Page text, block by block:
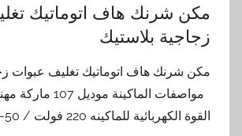
مكن شرنك هاف اتوماتيك
زجاجية بلاستيك
مكن شرنك هاف اتوماتيك تغليف عبوات
مواصفات الماكينة
القوة الكهربائية للماكينه 220 فولت / 50-60 هرتز